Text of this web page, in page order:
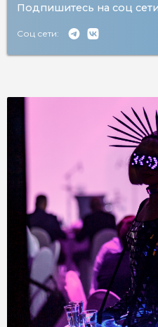
Подпишитесь на соц сети
Соц сети: